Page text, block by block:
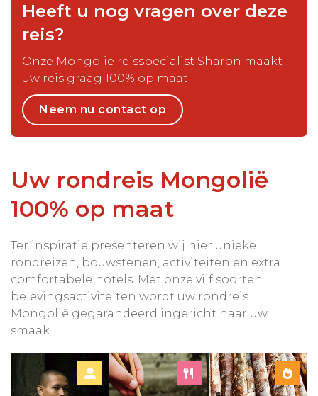
Heeft u nog vragen over deze
reis?
Onze Mongolië reisspecialist Sharon maakt
uw reis graag 100% op maat
Neem nu contact op
Uw rondreis Mongolië
100% op maat
Ter inspiratie presenteren wij hier unieke
rondreizen, bouwstenen, activiteiten en extra
comfortabele hotels. Met onze vijf soorten
belevingsactiviteiten wordt uw rondreis
Mongolië gegarandeerd ingericht naar uw
smaak.